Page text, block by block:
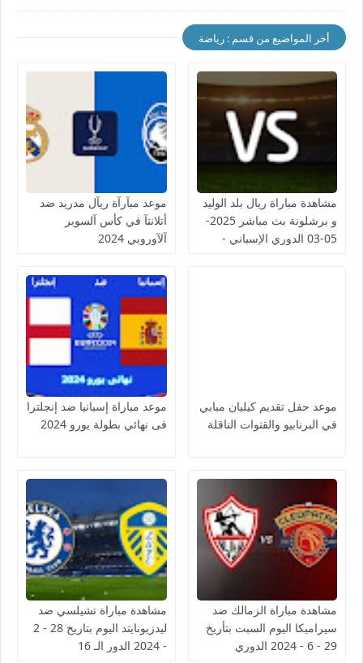
أخر المواضيع من قسم : رياضة
مشاهدة مباراة ريال بلد الوليد
و برشلونة بث مباشر 2025-
05-03 الدوري الإسباني -
موعد مبآرآة ريآل مدريد ضد
أتلانتآ في كأس آلسوبر
آلآوروبي 2024
موعد حفل تقديم كيليان مبابي
في البرنابيو والقنوات الناقلة
موعد مباراة إسبانيا ضد إنجلترا
فى نهائي بطولة يورو 2024
مشاهدة مباراة الزمالك ضد
سيراميكا اليوم السبت بتأريخ
29 - 6 - 2024 الدوري
مشاهدة مباراة تشيلسي ضد
ليدزيونايتد اليوم بتاريخ 28 - 2
- 2024 الدور الـ 16